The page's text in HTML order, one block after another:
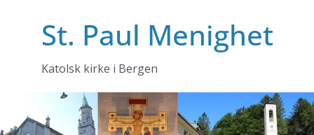
St. Paul Menighet
Katolsk kirke i Bergen